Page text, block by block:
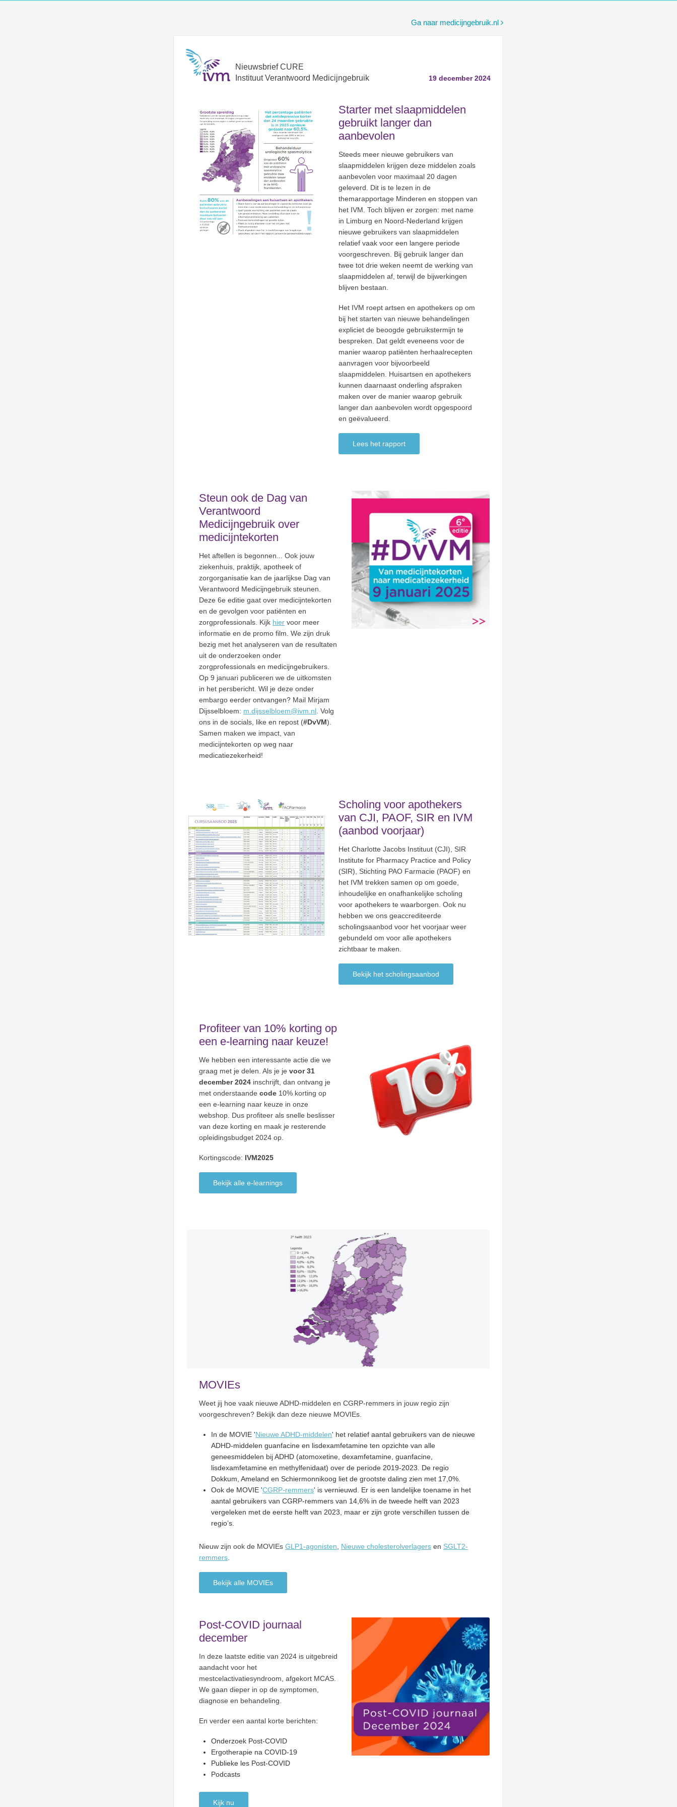
Ga naar medicijngebruik.nl
Nieuwsbrief CURE
Instituut Verantwoord Medicijngebruik
19 december 2024
Starter met slaapmiddelen
gebruikt langer dan
aanbevolen
Steeds meer nieuwe gebruikers van
slaapmiddelen krijgen deze middelen zoals
aanbevolen voor maximaal 20 dagen
geleverd. Dit is te lezen in de
themarapportage Minderen en stoppen van
het IVM. Toch blijven er zorgen: met name
in Limburg en Noord-Nederland krijgen
nieuwe gebruikers van slaapmiddelen
relatief vaak voor een langere periode
voorgeschreven. Bij gebruik langer dan
twee tot drie weken neemt de werking van
slaapmiddelen af, terwijl de bijwerkingen
blijven bestaan.
Het IVM roept artsen en apothekers op om
bij het starten van nieuwe behandelingen
expliciet de beoogde gebruikstermijn te
bespreken. Dat geldt eveneens voor de
manier waarop patiënten herhaalrecepten
aanvragen voor bijvoorbeeld
slaapmiddelen. Huisartsen en apothekers
kunnen daarnaast onderling afspraken
maken over de manier waarop gebruik
langer dan aanbevolen wordt opgespoord
en geëvalueerd.
Lees het rapport
Steun ook de Dag van
Verantwoord
Medicijngebruik over
medicijntekorten
Het aftellen is begonnen... Ook jouw
ziekenhuis, praktijk, apotheek of
zorgorganisatie kan de jaarlijkse Dag van
Verantwoord Medicijngebruik steunen.
Deze 6e editie gaat over medicijntekorten
en de gevolgen voor patiënten en
zorgprofessionals. Kijk hier voor meer
informatie en de promo film. We zijn druk
bezig met het analyseren van de resultaten
uit de onderzoeken onder
zorgprofessionals en medicijngebruikers.
Op 9 januari publiceren we de uitkomsten
in het persbericht. Wil je deze onder
embargo eerder ontvangen? Mail Mirjam
Dijsselbloem: m.dijsselbloem@ivm.nl . Volg
ons in de socials, like en repost (#DvVM).
Samen maken we impact, van
medicijntekorten op weg naar
medicatiezekerheid!
Scholing voor apothekers
van CJI, PAOF, SIR en IVM
(aanbod voorjaar)
Het Charlotte Jacobs Instituut (CJI), SIR
Institute for Pharmacy Practice and Policy
(SIR), Stichting PAO Farmacie (PAOF) en
het IVM trekken samen op om goede,
inhoudelijke en onafhankelijke scholing
voor apothekers te waarborgen. Ook nu
hebben we ons geaccrediteerde
scholingsaanbod voor het voorjaar weer
gebundeld om voor alle apothekers
zichtbaar te maken.
Bekijk het scholingsaanbod
Profiteer van 10% korting op
een e-learning naar keuze!
We hebben een interessante actie die we
graag met je delen. Als je je voor 31
december 2024 inschrijft, dan ontvang je
met onderstaande code 10% korting op
een e-learning naar keuze in onze
webshop. Dus profiteer als snelle beslisser
van deze korting en maak je resterende
opleidingsbudget 2024 op.
Kortingscode: IVM2025
Bekijk alle e-learnings
MOVIEs
Weet jij hoe vaak nieuwe ADHD-middelen en CGRP-remmers in jouw regio zijn
voorgeschreven? Bekijk dan deze nieuwe MOVIEs.
In de MOVIE 'Nieuwe ADHD-middelen' het relatief aantal gebruikers van de nieuwe
ADHD-middelen guanfacine en lisdexamfetamine ten opzichte van alle
geneesmiddelen bij ADHD (atomoxetine, dexamfetamine, guanfacine,
lisdexamfetamine en methylfenidaat) over de periode 2019-2023. De regio
Dokkum, Ameland en Schiermonnikoog liet de grootste daling zien met 17,0%.
Ook de MOVIE 'CGRP-remmers' is vernieuwd. Er is een landelijke toename in het
aantal gebruikers van CGRP-remmers van 14,6% in de tweede helft van 2023
vergeleken met de eerste helft van 2023, maar er zijn grote verschillen tussen de
regio’s.
Nieuw zijn ook de MOVIEs GLP1-agonisten Nieuwe cholesterolverlagers en SGLT2-
remmers
Bekijk alle MOVIEs
Post-COVID journaal
december
In deze laatste editie van 2024 is uitgebreid
aandacht voor het
mestcelactivatiesyndroom, afgekort MCAS.
We gaan dieper in op de symptomen,
diagnose en behandeling.
En verder een aantal korte berichten:
Onderzoek Post-COVID
Ergotherapie na COVID-19
Publieke les Post-COVID
Podcasts
Kijk nu